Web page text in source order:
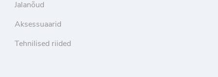
Jalanõud
Aksessuaarid
Tehnilised riided